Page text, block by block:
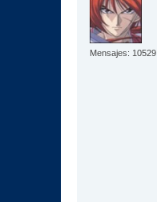
Mensajes: 10529